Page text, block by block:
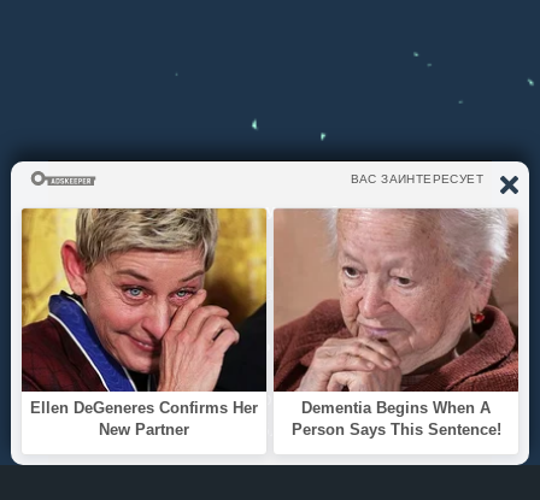
ЧТО СЛУШАЕМ?
ТОП 100
Жанры
ИНФОРМАЦИЯ
Политика конфиденциальности
Правообладателям